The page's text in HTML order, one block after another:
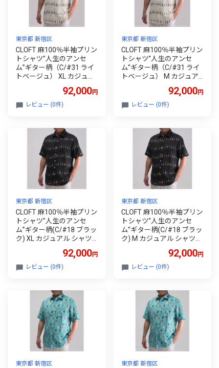
東京都 新宿区
CLOFT 麻100％半袖プリン
トシャツ”人生のアンセ
ム”ギター柄（C/#31 ライ
トベージュ） XL カジュア
ン アパレル 日本製 ギフト
新宿 0139-041-S08-6
92,000円
レビュー (0件)
東京都 新宿区
CLOFT 麻100％半袖プリン
トシャツ”人生のアンセ
ム”ギター柄（C/#31 ライ
トベージュ） M カジュア
ン アパレル 日本製 ギフト
新宿 0139-041-S08-4
92,000円
レビュー (0件)
東京都 新宿区
CLOFT 麻100％半袖プリン
トシャツ”人生のアンセ
ム”ギター柄(C/#18 ブラッ
ク) XL カジュアル シャツ
ル 日本製 ギフト 新宿 013
9-041-S08-3
92,000円
レビュー (0件)
東京都 新宿区
CLOFT 麻100％半袖プリン
トシャツ”人生のアンセ
ム”ギター柄(C/#18 ブラッ
ク) M カジュアル シャツ
ル 日本製 ギフト 新宿 013
9-041-S08-1
92,000円
レビュー (0件)
東京都 新宿区 東京都 新宿区